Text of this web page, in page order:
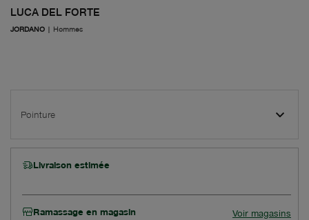
LUCA DEL FORTE
JORDANO | Hommes
Pointure
Livraison estimée
Ramassage en magasin Voir magasins